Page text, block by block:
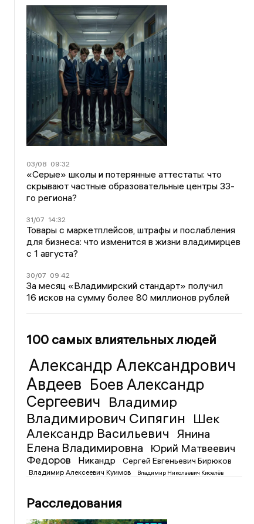
03/08 09:32
«Серые» школы и потерянные аттестаты: что
скрывают частные образовательные центры 33-
го региона?
31/07 14:32
Товары с маркетплейсов, штрафы и послабления
для бизнеса: что изменится в жизни владимирцев
с 1 августа?
30/07 09:42
За месяц «Владимирский стандарт» получил
16 исков на сумму более 80 миллионов рублей
100 самых влиятельных людей
Александр Александрович
Авдеев Боев Александр
Сергеевич Владимир
Владимирович Сипягин Шек
Александр Васильевич
Янина
Елена Владимировна
Юрий Матвеевич
Федоров
Никандр Сергей Евгеньевич Бирюков
Владимир Алексеевич Куимов Владимир Николаевич Киселёв
Расследования